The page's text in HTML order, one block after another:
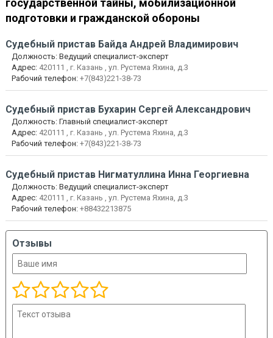
государственной тайны, мобилизационной
подготовки и гражданской обороны
Судебный пристав Байда Андрей Владимирович
Должность: Ведущий специалист-эксперт
Адрес:420111 , г. Казань , ул. Рустема Яхина, д.3
Рабочий телефон:+7(843)221-38-73
Судебный пристав Бухарин Сергей Александрович
Должность: Главный специалист-эксперт
Адрес:420111 , г. Казань , ул. Рустема Яхина, д.3
Рабочий телефон:+7(843)221-38-73
Судебный пристав Нигматуллина Инна Георгиевна
Должность: Ведущий специалист-эксперт
Адрес:420111 , г. Казань , ул. Рустема Яхина, д.3
Рабочий телефон:+88432213875
Отзывы